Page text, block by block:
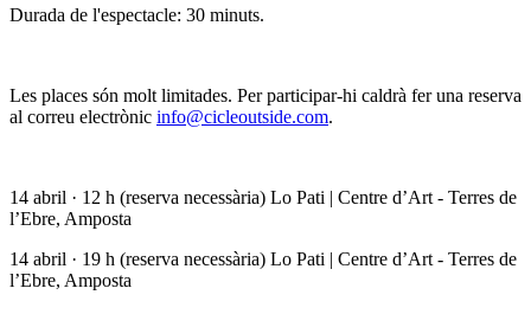
Durada de l'espectacle: 30 minuts.
Les places són molt limitades. Per participar-hi caldrà fer una reserva
al correu electrònic info@cicleoutside.com.
14 abril · 12 h (reserva necessària) Lo Pati | Centre d’Art - Terres de
l’Ebre, Amposta
14 abril · 19 h (reserva necessària) Lo Pati | Centre d’Art - Terres de
l’Ebre, Amposta